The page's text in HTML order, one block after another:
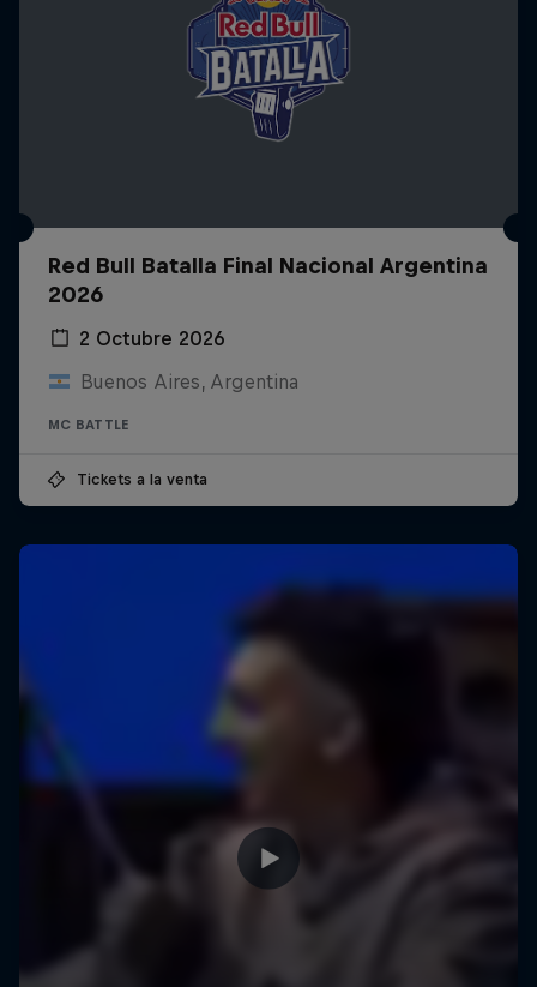
Red Bull Batalla Final Nacional Argentina
2026
2 Octubre 2026
Buenos Aires, Argentina
MC BATTLE
Tickets a la venta